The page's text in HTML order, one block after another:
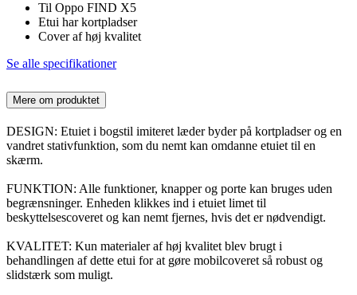
Til Oppo FIND X5
Etui har kortpladser
Cover af høj kvalitet
Se alle specifikationer
Mere om produktet
DESIGN: Etuiet i bogstil imiteret læder byder på kortpladser og en
vandret stativfunktion, som du nemt kan omdanne etuiet til en
skærm.
FUNKTION: Alle funktioner, knapper og porte kan bruges uden
begrænsninger. Enheden klikkes ind i etuiet limet til
beskyttelsescoveret og kan nemt fjernes, hvis det er nødvendigt.
KVALITET: Kun materialer af høj kvalitet blev brugt i
behandlingen af dette etui for at gøre mobilcoveret så robust og
slidstærk som muligt.